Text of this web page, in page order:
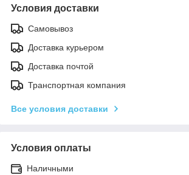
Условия доставки
Самовывоз
Доставка курьером
Доставка почтой
Транспортная компания
Все условия доставки
Условия оплаты
Наличными